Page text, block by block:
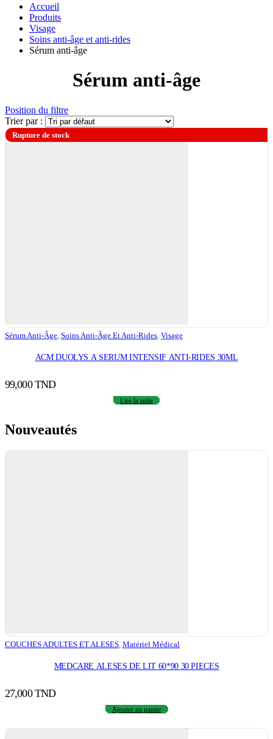
Accueil
Produits
Visage
Soins anti-âge et anti-rides
Sérum anti-âge
Sérum anti-âge
Position du filtre
Trier par :
Rupture de stock
Sérum Anti-Âge Soins Anti-Âge Et Anti-Rides Visage
ACM DUOLYS A SERUM INTENSIF ANTI-RIDES 30ML
99,000TND
Lire la suite
Nouveautés
COUCHES ADULTES ET ALESES Matériel Médical
MEDCARE ALESES DE LIT 60*90 30 PIECES
27,000TND
Ajouter au panier